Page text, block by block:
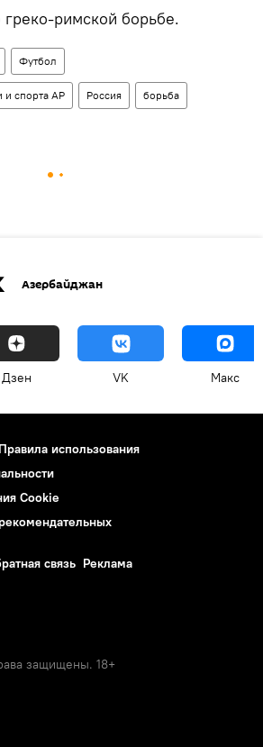
римской борьбе.
Футбол
и спорта АР Россия борьба
Азербайджан
Дзен VK Макс
Правила использования
Cookie
связь Реклама
защищены. 18+